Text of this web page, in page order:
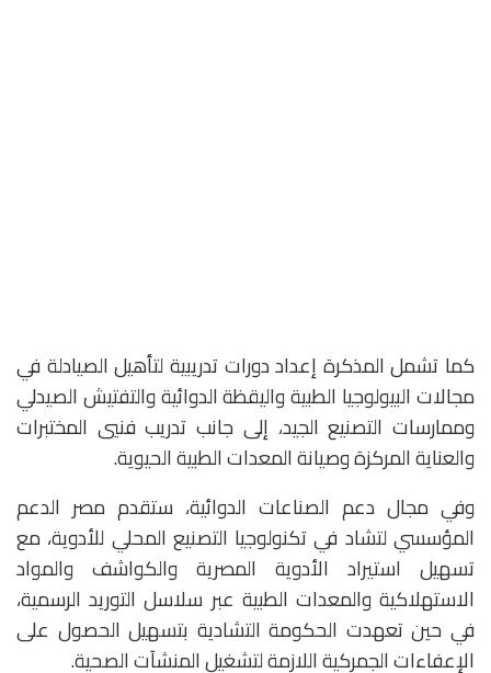
كما تشمل المذكرة إعداد دورات تدريبية لتأهيل الصيادلة في
مجالات البيولوجيا الطبية واليقظة الدوائية والتفتيش الصيدلي
وممارسات التصنيع الجيد، إلى جانب تدريب فنيي المختبرات
والعناية المركزة وصيانة المعدات الطبية الحيوية.
وفي مجال دعم الصناعات الدوائية، ستقدم مصر الدعم
المؤسسي لتشاد في تكنولوجيا التصنيع المحلي للأدوية، مع
تسهيل استيراد الأدوية المصرية والكواشف والمواد
الاستهلاكية والمعدات الطبية عبر سلاسل التوريد الرسمية،
في حين تعهدت الحكومة التشادية بتسهيل الحصول على
الإعفاءات الجمركية اللازمة لتشغيل المنشآت الصحية.